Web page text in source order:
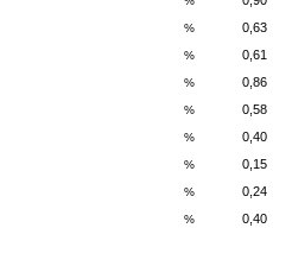
%
0,63
%
0,61
%
0,86
%
0,58
%
0,40
%
0,15
%
0,24
% 0,40